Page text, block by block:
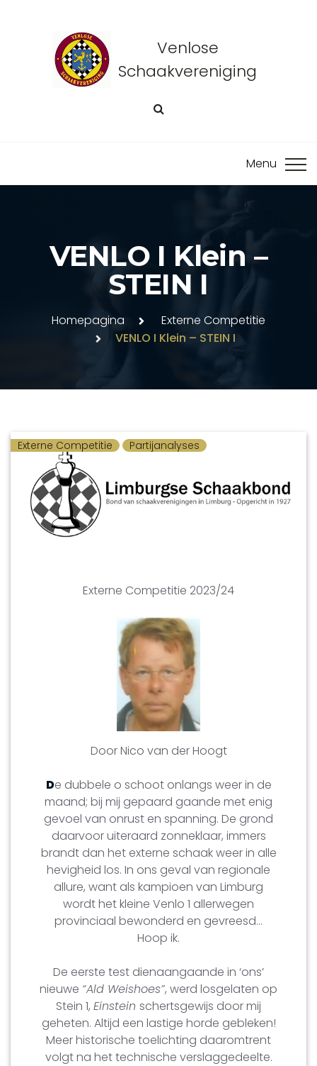
Venlose
Schaakvereniging
VENLO I Klein –
STEIN I
Homepagina
Externe Competitie
VENLO I Klein – STEIN I
Externe Competitie Partijanalyses
Externe Competitie 2023/24
Door Nico van der Hoogt
De dubbele o schoot onlangs weer in de
maand; bij mij gepaard gaande met enig
gevoel van onrust en spanning. De grond
daarvoor uiteraard zonneklaar, immers
brandt dan het externe schaak weer in alle
hevigheid los. In ons geval van regionale
allure, want als kampioen van Limburg
wordt het kleine Venlo 1 allerwegen
provinciaal bewonderd en gevreesd…
Hoop ik.
De eerste test dienaangaande in ‘ons’
nieuwe “Ald Weishoes”, werd losgelaten op
Stein 1, Einstein schertsgewijs door mij
geheten. Altijd een lastige horde gebleken!
Meer historische toelichting daaromtrent
volgt na het technische verslaggedeelte.